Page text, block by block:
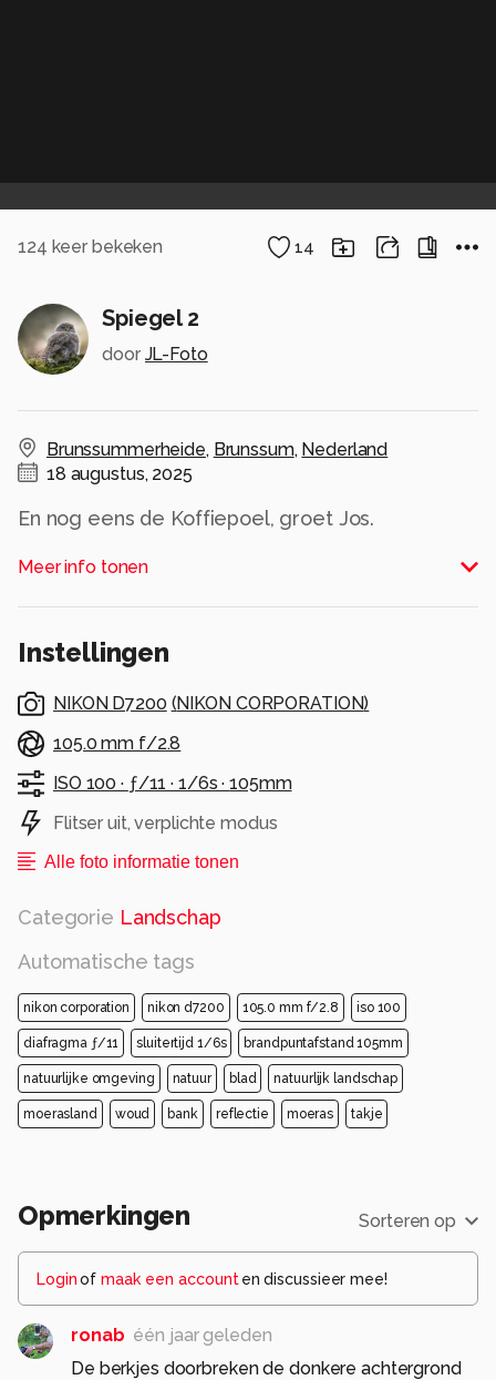
124 keer bekeken 14
Spiegel 2
door JL-Foto
Brunssummerheide, Brunssum, Nederland
18 augustus, 2025
En nog eens de Koffiepoel, groet Jos.
Alle rechten voorbehouden
Meer info tonen
Instellingen
NIKON D7200 (NIKON CORPORATION)
105.0 mm f/2.8
ISO 100 · ƒ/11 · 1/6s ·105mm
Flitser uit, verplichte modus
Alle foto informatie tonen
Categorie Landschap
Automatische tags
nikon corporation nikon d7200 105.0 mm f/2.8 iso 100
diafragma ƒ/11 sluitertijd 1/6s brandpuntafstand 105mm
natuurlijke omgeving natuur blad natuurlijk landschap
moerasland woud bank reflectie moeras takje
Opmerkingen Sorteren op
Loginof maak een account en discussieer mee!
ronab één jaar geleden
De berkjes doorbreken de donkere achtergrond